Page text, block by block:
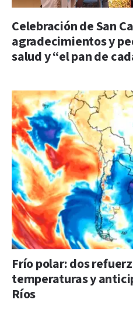
Celebración de San
agradecimientos y
salud y “el pan de
Frío polar: dos
temperaturas y
Ríos